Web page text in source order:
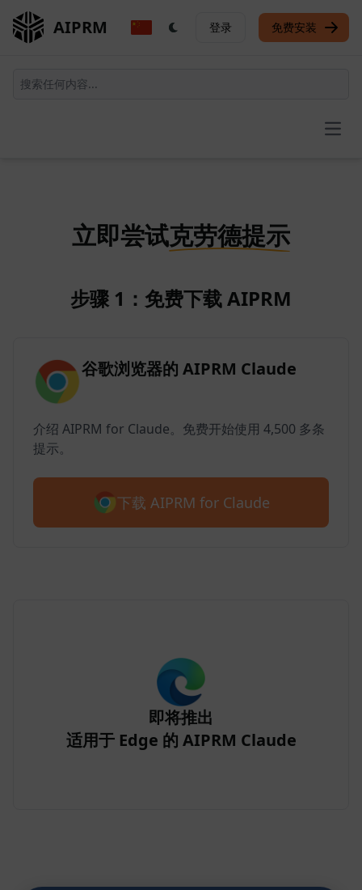
AIPRM 登录 免费安装
立即尝试克劳德提示
步骤 1：免费下载 AIPRM
谷歌浏览器的 AIPRM Claude
介绍 AIPRM for Claude。免费开始使用 4,500 多条
提示。
下载 AIPRM for Claude
即将推出
适用于 Edge 的 AIPRM Claude